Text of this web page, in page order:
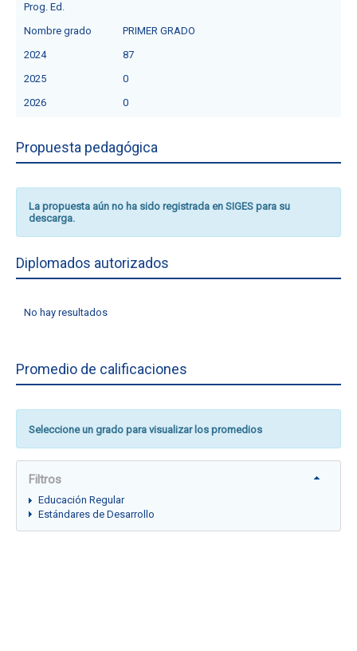
Prog. Ed.
Nombre grado
PRIMER GRADO
2024
87
2025
0
2026
0
Propuesta pedagógica
La propuesta aún no ha sido registrada en SIGES para su
descarga.
Diplomados autorizados
No hay resultados
Promedio de calificaciones
Seleccione un grado para visualizar los promedios
Filtros
Educación Regular
Estándares de Desarrollo